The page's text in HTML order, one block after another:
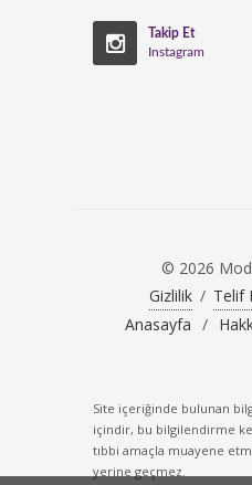
Takip Et
Instagram
© 2026
Gizlilik / Telif
Anasayfa /
Site içeriğinde bulunan
içindir, bu bilgilendirme
tıbbi amaçla muayene
yerine geçmez.